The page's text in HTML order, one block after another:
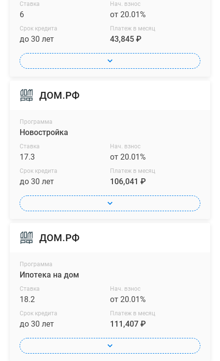
Ставка
6
Нач. взнос
от 20.01%
Срок кредита
до 30 лет
Платеж в месяц
43,845 ₽
ДОМ.РФ
Программа
Новостройка
Ставка
17.3
Нач. взнос
от 20.01%
Срок кредита
до 30 лет
Платеж в месяц
106,041 ₽
ДОМ.РФ
Программа
Ипотека на дом
Ставка
18.2
Нач. взнос
от 20.01%
Срок кредита
до 30 лет
Платеж в месяц
111,407 ₽